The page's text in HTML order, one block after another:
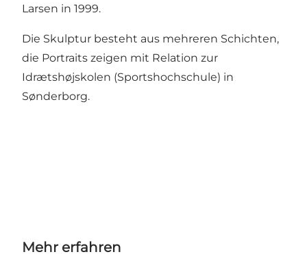
Larsen in 1999.
Die Skulptur besteht aus mehreren Schichten,
die Portraits zeigen mit Relation zur
Idrætshøjskolen (Sportshochschule) in
Sønderborg.
Mehr erfahren